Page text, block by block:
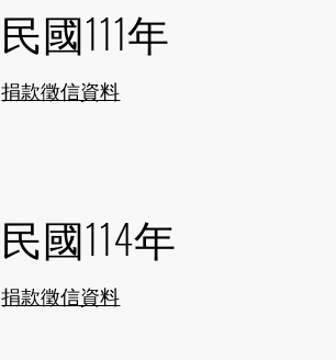
民國111年
捐款徵信資料
民國114年
捐款徵信資料